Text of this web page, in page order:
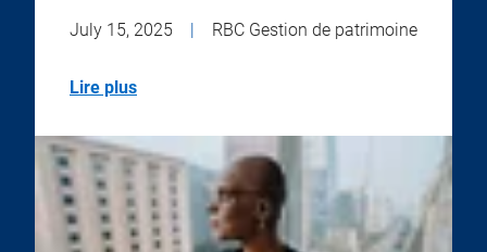
July 15, 2025 RBC Gestion de patrimoine
Lire plus